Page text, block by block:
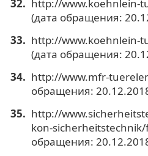
http://www.koehnlein-
(дата обращения:
http://www.koehnlein-
(дата обращения:
http://www.mfr-
обращения:
http://
kon-
обращения: